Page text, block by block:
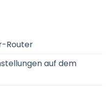
Router
auf dem